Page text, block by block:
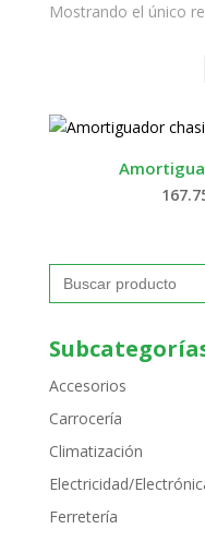
Mostrando el único
Buscar:
Accesorios
Carrocería
Climatización
Electricidad/
Ferretería